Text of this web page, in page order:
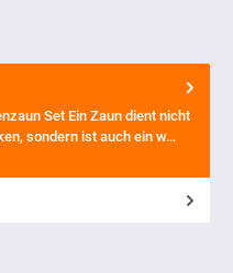
Set Ein Zaun dient nicht
sondern ist auch ein w…